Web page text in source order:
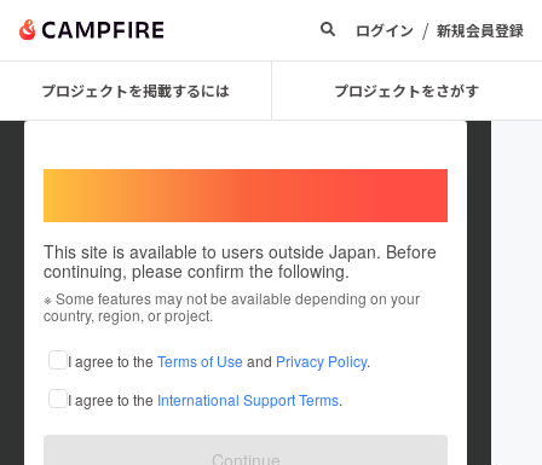
ログイン / 新規会員登録
プロジェクトを掲載するには プロジェクトをさがす
This site is available to users outside Japan. Before
continuing, please confirm the following.
※ Some features may not be available depending on your
country, region, or project.
I agree to the Terms of Use and Privacy Policy.
I agree to the International Support Terms.
Continue
niyon214
これまでに11回支援して1件のプロジェクトを投稿しています
在住国：日本 現在地：未設定
出身国：日本 出身地：未設定